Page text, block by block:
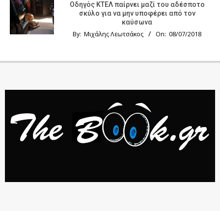
Οδηγός KTΕΛ παίρνει μαζί του αδέσποτο
σκύλο για να μην υποφέρει από τον
καύσωνα
By: Μιχάλης Λεωτσάκος On: 08/07/2018